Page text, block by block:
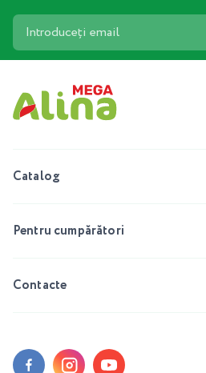
Catalog
Pentru cumpărători
Contacte